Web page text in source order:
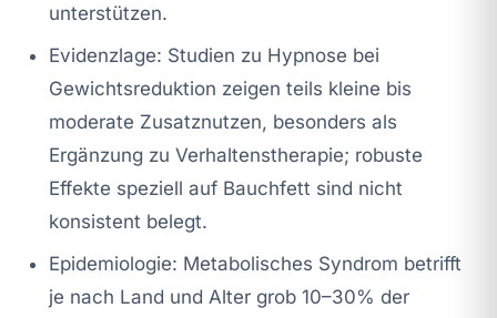
unterstützen.
Evidenzlage: Studien zu Hypnose bei
Gewichtsreduktion zeigen teils kleine bis
moderate Zusatznutzen, besonders als
Ergänzung zu Verhaltenstherapie; robuste
Effekte speziell auf Bauchfett sind nicht
konsistent belegt.
Epidemiologie: Metabolisches Syndrom betrifft
je nach Land und Alter grob 10–30% der